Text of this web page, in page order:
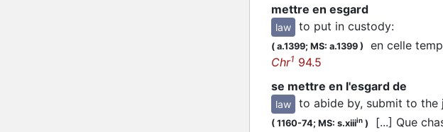
mettre en esgard
law to put in custody:
( a.1399; MS: a.1399 ) en celle
Chr1 94.5
se mettre en l'esgard de
law to abide by, submit to the
( 1160-74; MS: s.xiiiin ) [...] Que